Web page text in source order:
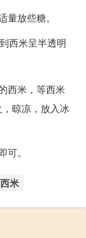
放些糖。
西米呈半透明
西米，等西米
晾凉，放入冰
。
西米